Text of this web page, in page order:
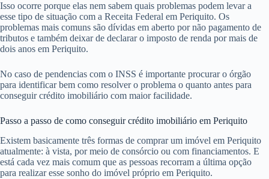
Isso ocorre porque elas nem sabem quais problemas podem levar a
esse tipo de situação com a Receita Federal em Periquito. Os
problemas mais comuns são dívidas em aberto por não pagamento de
tributos e também deixar de declarar o imposto de renda por mais de
dois anos em Periquito.
No caso de pendencias com o INSS é importante procurar o órgão
para identificar bem como resolver o problema o quanto antes para
conseguir crédito imobiliário com maior facilidade.
Passo a passo de como conseguir crédito imobiliário em Periquito
Existem basicamente três formas de comprar um imóvel em Periquito
atualmente: à vista, por meio de consórcio ou com financiamentos. E
está cada vez mais comum que as pessoas recorram a última opção
para realizar esse sonho do imóvel próprio em Periquito.